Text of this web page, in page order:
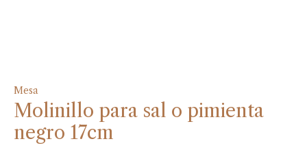
Mesa
Molinillo para sal o pimienta
negro 17cm